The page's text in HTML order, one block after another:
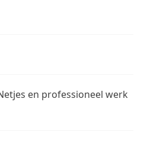
en professioneel werk